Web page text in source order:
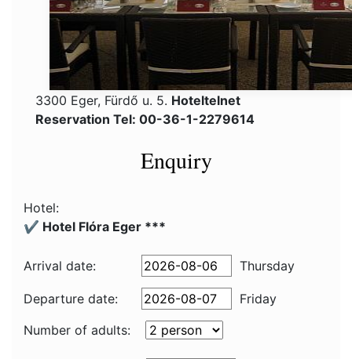
3300 Eger, Fürdő u. 5. Hoteltelnet
Reservation Tel: 00-36-1-2279614
Enquiry
Hotel:
✔️ Hotel Flóra Eger ***
Arrival date: Thursday
Departure date:
Friday
Number of adults: